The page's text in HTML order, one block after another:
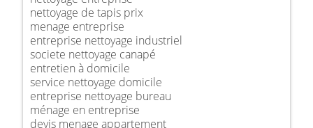
nettoyage de tapis prix
menage entreprise
entreprise nettoyage industriel
societe nettoyage canapé
entretien à domicile
service nettoyage domicile
entreprise nettoyage bureau
ménage en entreprise
devis menage appartement